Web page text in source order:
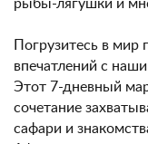
рыбы-лягушки и
Погрузитесь в
впечатлений с
Этот 7-дневный
сочетание
сафари и